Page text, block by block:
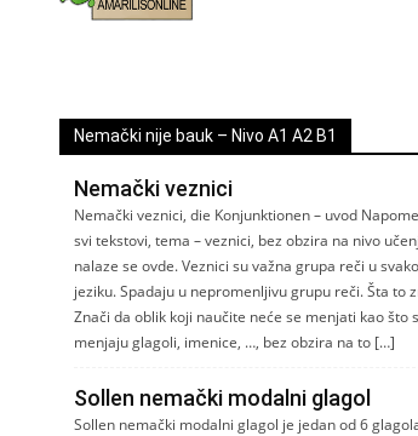
Nemački nije bauk – Nivo A1 A2 B1
Nemački veznici
Nemački veznici, die Konjunktionen – uvod
svi tekstovi, tema – veznici, bez obzira na nivo
nalaze se ovde. Veznici su važna grupa reči u
jeziku. Spadaju u nepromenljivu grupu reči. Šta to
Znači da oblik koji naučite neće se menjati kao što
menjaju glagoli, imenice, …, bez obzira na to […]
Sollen nemački modalni glagol
Sollen nemački modalni glagol je jedan od 6